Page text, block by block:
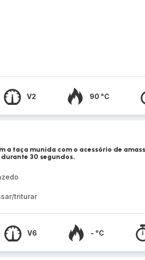
V2 90 °C
a taça munida com o acessório de
30 segundos.
triturar
V6 - °C